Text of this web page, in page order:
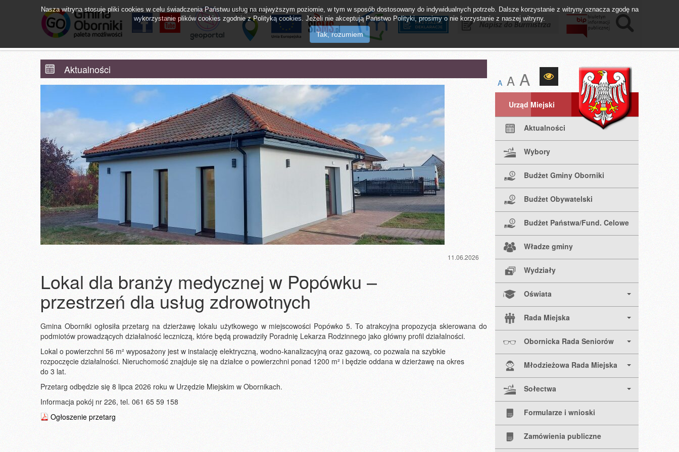
facebook
A A A
Urząd Miejski
Aktualności
Wybory
Budżet Gminy Oborniki
Budżet Obywatelski
Budżet Państwa/Fund. Celowe
Władze gminy
Wydziały
Oświata
Rada Miejska
Obornicka Rada Seniorów
Młodzieżowa Rada Miejska
Sołectwa
Formularze i wnioski
Zamówienia publiczne
Aktualności
11.06.2026
Lokal dla branży medycznej w Popówku –
przestrzeń dla usług zdrowotnych
Gmina Oborniki ogłosiła przetarg na dzierżawę lokalu użytkowego w miejscowości Popówko 5. To atrakcyjna propozycja skierowana do
podmiotów prowadzących działalność leczniczą, które będą prowadziły Poradnię Lekarza Rodzinnego jako główny profil działalności.
Lokal o powierzchni 56 m² wyposażony jest w instalację elektryczną, wodno-kanalizacyjną oraz gazową, co pozwala na szybkie
rozpoczęcie działalności. Nieruchomość znajduje się na działce o powierzchni ponad 1200 m² i będzie oddana w dzierżawę na okres
do 3 lat.
Przetarg odbędzie się 8 lipca 2026 roku w Urzędzie Miejskim w Obornikach.
Informacja pokój nr 226, tel. 061 65 59 158
Ogłoszenie przetarg
Nasza witryna stosuje pliki cookies w celu świadczenia Państwu usług na najwyższym poziomie, w tym w sposób dostosowany do indywidualnych potrzeb. Dalsze korzystanie z witryny oznacza zgodę na
wykorzystanie plików cookies zgodnie z Polityką cookies. Jeżeli nie akceptują Państwo Polityki, prosimy o nie korzystanie z naszej witryny.